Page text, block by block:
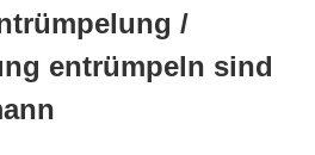
/
entrümpeln sind